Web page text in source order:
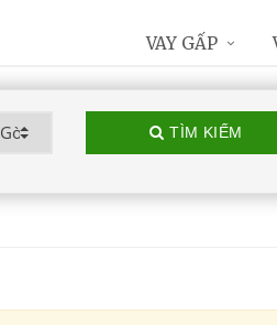
TÌM KIẾM
VAY GẤP